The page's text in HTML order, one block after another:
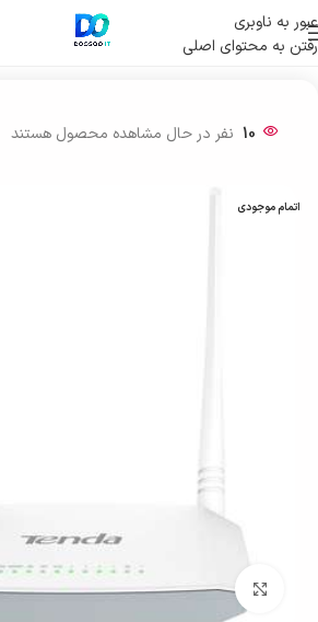
عبور به ناوبری
رفتن به محتوای اصلی
خانه/ شبکه و ارتباطات
10 نفر در حال مشاهده محصول هستند
اتمام موجودی
بزرگنمایی تصویر